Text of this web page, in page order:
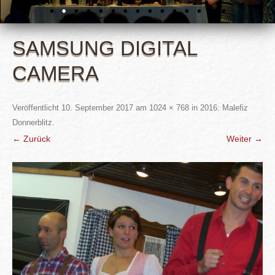
SAMSUNG DIGITAL
CAMERA
Veröffentlicht 10. September 2017 am 1024 × 768 in 2016: Malefiz
Donnerblitz.
← Zurück Weiter →